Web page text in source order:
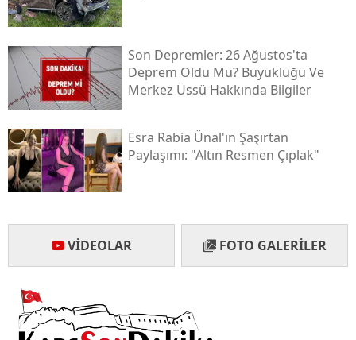
Son Depremler: 26 Ağustos'ta
Deprem Oldu Mu? Büyüklüğü Ve
Merkez Üssü Hakkında Bilgiler
Esra Rabia Ünal'ın Şaşırtan
Paylaşımı: "altın Resmen Çıplak"
VIDEOLAR FOTO GALERILER